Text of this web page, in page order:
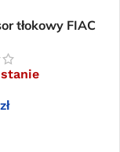
tłokowy FIAC
zł